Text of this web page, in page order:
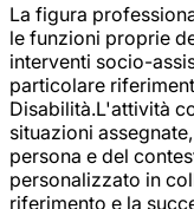
La figura
le funzioni proprie
interventi socio-
particolare
Disabilità.L'attività
situazioni
persona e del
personalizzato in
riferimento e la